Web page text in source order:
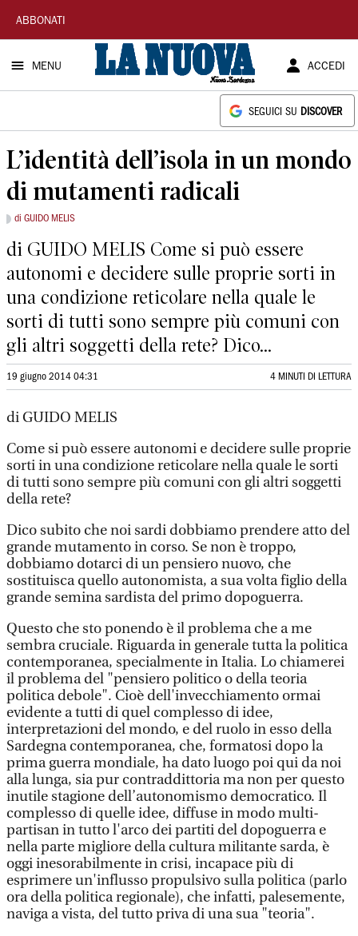
La
Nuova
Sardegna
ABBONATI
MENU ACCEDI
SEGUICI SU DISCOVER
L’identità dell’isola in un mondo
di mutamenti radicali
di GUIDO MELIS
di GUIDO MELIS Come si può essere
autonomi e decidere sulle proprie sorti in
una condizione reticolare nella quale le
sorti di tutti sono sempre più comuni con
gli altri soggetti della rete? Dico...
19 giugno 2014 04:31 4 MINUTI DI LETTURA
di GUIDO MELIS
Come si può essere autonomi e decidere sulle proprie
sorti in una condizione reticolare nella quale le sorti
di tutti sono sempre più comuni con gli altri soggetti
della rete?
Dico subito che noi sardi dobbiamo prendere atto del
grande mutamento in corso. Se non è troppo,
dobbiamo dotarci di un pensiero nuovo, che
sostituisca quello autonomista, a sua volta figlio della
grande semina sardista del primo dopoguerra.
Questo che sto ponendo è il problema che a me
sembra cruciale. Riguarda in generale tutta la politica
contemporanea, specialmente in Italia. Lo chiamerei
il problema del "pensiero politico o della teoria
politica debole". Cioè dell'invecchiamento ormai
evidente a tutti di quel complesso di idee,
interpretazioni del mondo, e del ruolo in esso della
Sardegna contemporanea, che, formatosi dopo la
prima guerra mondiale, ha dato luogo poi qui da noi
alla lunga, sia pur contraddittoria ma non per questo
inutile stagione dell’autonomismo democratico. Il
complesso di quelle idee, diffuse in modo multi-
partisan in tutto l'arco dei partiti del dopoguerra e
nella parte migliore della cultura militante sarda, è
oggi inesorabilmente in crisi, incapace più di
esprimere un'influsso propulsivo sulla politica (parlo
ora della politica regionale), che infatti, palesemente,
naviga a vista, del tutto priva di una sua "teoria".